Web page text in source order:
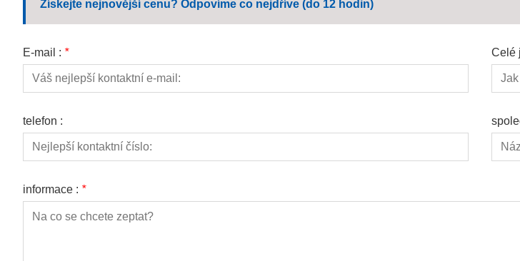
Získejte nejnovější cenu? Odpovíme co nejdříve (do 12 hodin)
E-mail : * Celé
telefon :
informace : *